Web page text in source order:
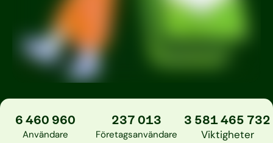
6 460 960
Användare
237 013
Företagsanvändare
3 581 465 732
Viktigheter